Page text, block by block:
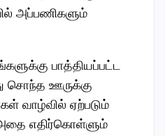
அப்பணிகளும்
பாத்தியப்பட்ட
சொந்த ஊருக்கு
வாழ்வில் ஏற்படும்
எதிர்கொள்ளும்